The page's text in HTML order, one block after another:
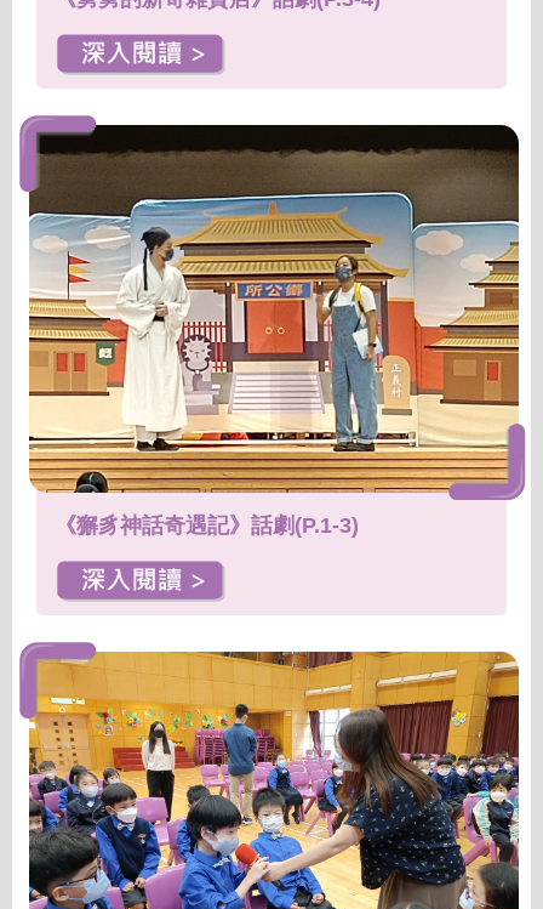
《獬豸神話奇遇記》話劇(P.1-3)